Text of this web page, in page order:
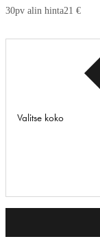
30pv alin hinta21 €
Valitse koko